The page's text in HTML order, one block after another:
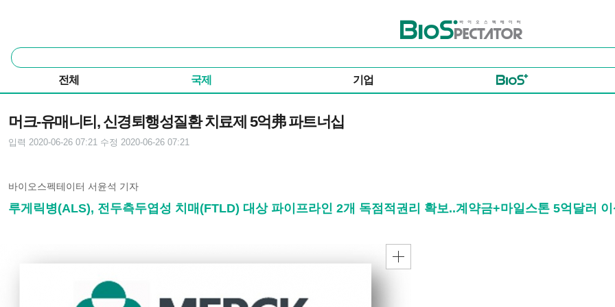
바이오스펙테이터
통
합
색
전체 국제 기업
머크-유매니티, 신경퇴행성질환 치료제 5억弗 파트너십
입력 2020-06-26 07:21 수정 2020-06-26 07:21
바이오스펙테이터 서윤석 기자
루게릭병(ALS), 전두측두엽성 치매(FTLD) 대상 파이프라인 2개 독점적권리 확보..계약금+마일스톤 5억달러